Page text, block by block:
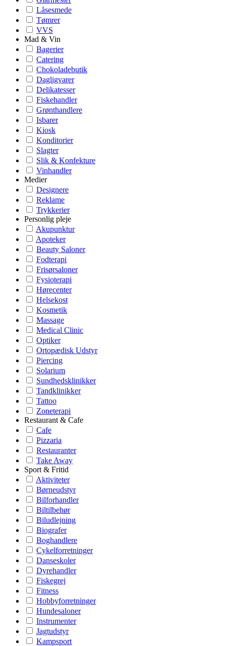
Låsesmede
Tømrer
VVS
Mad & Vin
Bagerier
Catering
Chokoladebutik
Dagligvarer
Delikatesser
Fiskehandler
Grønthandlere
Isbarer
Kiosk
Konditorier
Slagter
Slik & Konfekture
Vinhandler
Medier
Designere
Reklame
Trykkerier
Personlig pleje
Akupunktur
Apoteker
Beauty Saloner
Fodterapi
Frisørsaloner
Fysioterapi
Hørecenter
Helsekost
Kosmetik
Massage
Medical Clinic
Optiker
Ortopædisk Udstyr
Piercing
Solarium
Sundhedsklinikker
Tandklinikker
Tattoo
Zoneterapi
Restaurant & Cafe
Cafe
Pizzaria
Restauranter
Take Away
Sport & Fritid
Aktiviteter
Børneudstyr
Bilforhandler
Biltilbehør
Biludlejning
Biografer
Boghandlere
Cykelforretninger
Danseskoler
Dyrehandler
Fiskegrej
Fitness
Hobbyforretninger
Hundesaloner
Instrumenter
Jagtudstyr
Kampsport